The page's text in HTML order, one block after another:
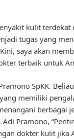
kulit terdekat
tugas yang
saya akan
terbaik untuk
SpKK.
memiliki
berbagai
Pramono,
dokter kulit jika